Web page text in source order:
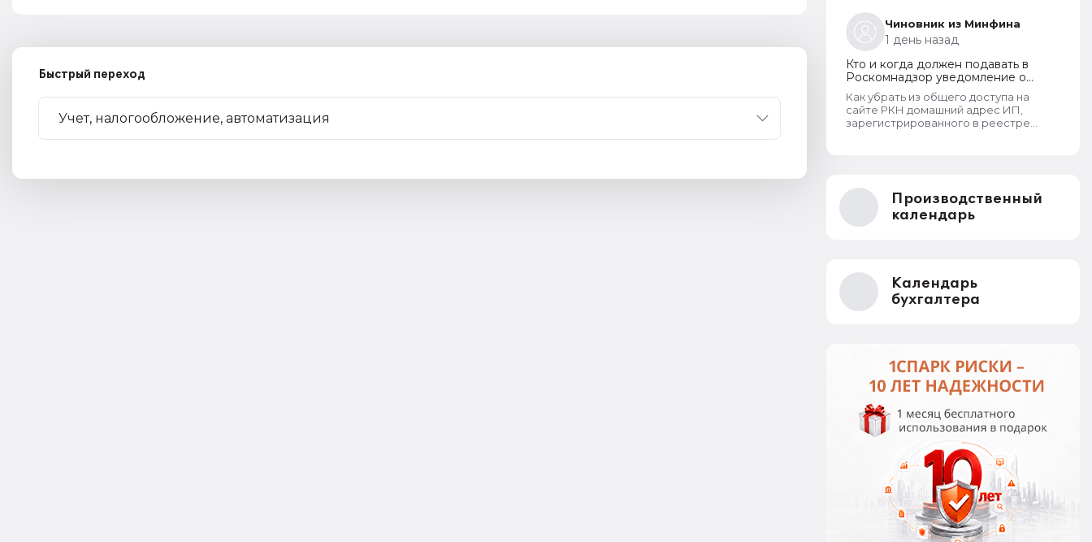
Быстрый переход
Чиновник из Минфина
1 день назад
Кто и когда должен подавать в
Роскомнадзор уведомление о
прекращении обработки
персональных данных
Как убрать из общего доступа на
сайте РКН домашний адрес ИП,
зарегистрированного в реестре
Производственный
календарь
Календарь
бухгалтера